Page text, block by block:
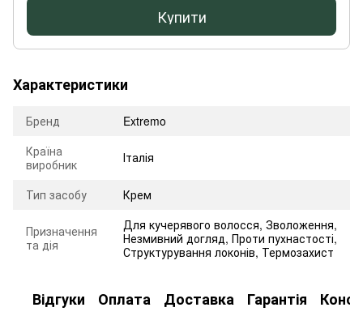
Купити
Характеристики
Бренд
Extremo
Країна
виробник
Італія
Тип засобу Крем
Призначення
та дія
Для кучерявого волосся, Зволоження,
Незмивний догляд, Проти пухнастості,
Структурування локонів, Термозахист
Відгуки Оплата Доставка Гарантія